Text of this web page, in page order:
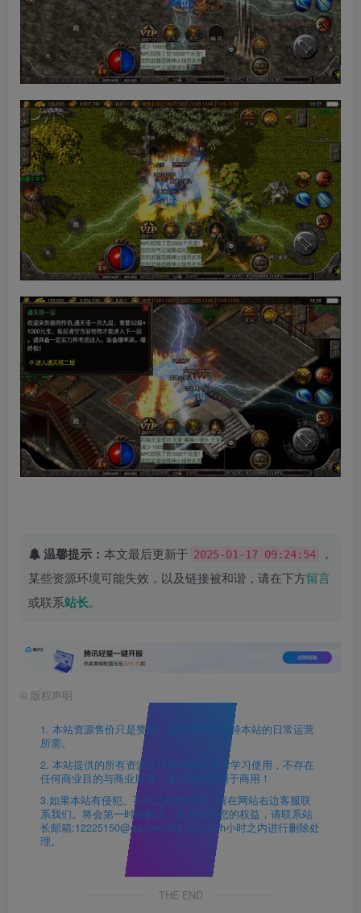
温馨提示： 本文最后更新于 2025-01-17 09:24:54
，
某些资源环境可能失效，以及链接被和谐，请在下方留言
或联系站长。
© 版权声明
1. 本站资源售价只是赞助，收取费用仅维持本站的日常运营
所需。
2. 本站提供的所有资源仅供本地单机参考学习使用，不存在
任何商业目的与商业用途，请大家不要用于商用！
3.如果本站有侵犯、不妥之处的资源，请在网站右边客服联
系我们。将会第一时间解决！若侵犯到您的权益，请联系站
长邮箱:12225150@qq.com 我们会在24h小时之内进行删除处
理。
THE END